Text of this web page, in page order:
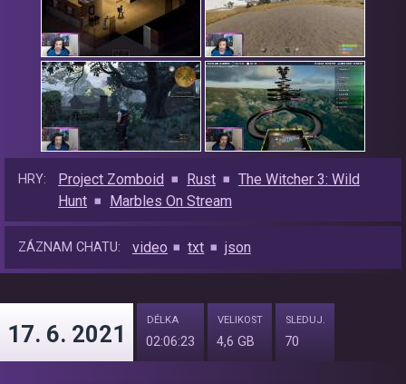
HRY: Project Zomboid Rust
The Witcher 3: Wild
Hunt
Marbles On Stream
ZÁZNAM CHATU: video txt json
17. 6. 2021
DÉLKA
02:06:23
VELIKOST
4,6 GB
SLEDUJ.
70